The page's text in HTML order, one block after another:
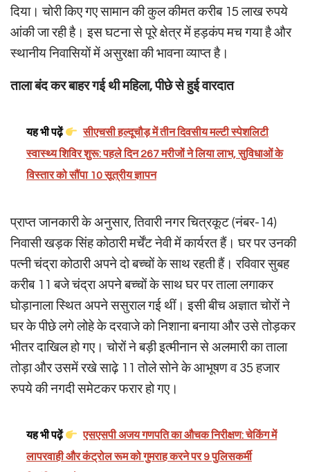
दिया। चोरी किए गए सामान की कुल कीमत करीब 15 लाख रुपये
आंकी जा रही है। इस घटना से पूरे क्षेत्र में हड़कंप मच गया है और
स्थानीय निवासियों में असुरक्षा की भावना व्याप्त है।
ताला बंद कर बाहर गई थी महिला, पीछे से हुई वारदात
यह भी पढ़ें
सीएचसी हल्दूचौड़ में तीन दिवसीय मल्टी स्पेशलिटी
स्वास्थ्य शिविर शुरू: पहले दिन 267 मरीजों ने लिया लाभ, सुविधाओं के
विस्तार को सौंपा 10 सूत्रीय ज्ञापन
प्राप्त जानकारी के अनुसार, तिवारी नगर चित्रकूट (नंबर-14)
निवासी खड़क सिंह कोठारी मर्चेंट नेवी में कार्यरत हैं। घर पर उनकी
पत्नी चंद्रा कोठारी अपने दो बच्चों के साथ रहती हैं। रविवार सुबह
करीब 11 बजे चंद्रा अपने बच्चों के साथ घर पर ताला लगाकर
घोड़ानाला स्थित अपने ससुराल गई थीं। इसी बीच अज्ञात चोरों ने
घर के पीछे लगे लोहे के दरवाजे को निशाना बनाया और उसे तोड़कर
भीतर दाखिल हो गए। चोरों ने बड़ी इत्मीनान से अलमारी का ताला
तोड़ा और उसमें रखे साढ़े 11 तोले सोने के आभूषण व 35 हजार
रुपये की नगदी समेटकर फरार हो गए।
यह भी पढ़ें
एसएसपी अजय गणपति का औचक निरीक्षण: चेकिंग में
लापरवाही और कंट्रोल रूम को गुमराह करने पर 9 पुलिसकर्मी